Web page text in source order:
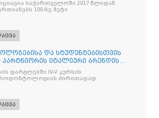
საქართველოში 2017 წლიდან
და აერთიანებს 100-ზე მეტი
და სტუდენტებისთვის
პარტნიორის იტალიური ბრენდის
ფარგლებში IV-V კურსის
ძირითადად